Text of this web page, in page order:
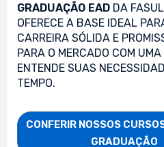
GRADUAÇÃO EAD DA
OFERECE A BASE IDEAL
CARREIRA SÓLIDA E
PARA O MERCADO COM
ENTENDE SUAS
TEMPO.
CONFERIR NOSSOS
                    GRADUAÇÃO